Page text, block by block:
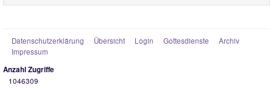
Datenschutzerklärung Übersicht Login Gottesdienste
Archiv
Impressum
Anzahl Zugriffe
1046309